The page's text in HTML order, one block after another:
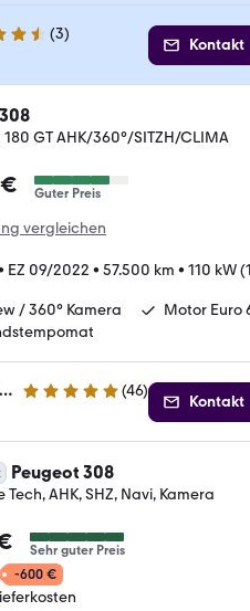
(3)
Kontakt
GT AHK/360°/SITZH/CLIMA
Guter Preis
vergleichen
EZ 09/2022 • 57.500 km • 110 kW
/ 360° Kamera
Motor Euro
Seat / Cupra Magdeburg am Bördepark | Feser Magdeburg GmbH 5 Sterne (46)
Kontakt
Peugeot 308
Tech, AHK, SHZ, Navi, Kamera
Sehr guter Preis
-600 €